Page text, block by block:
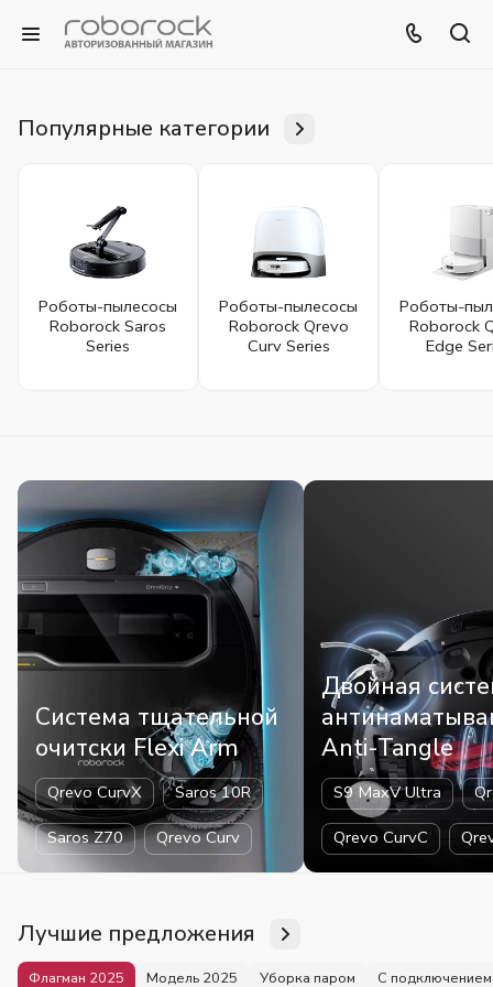
Популярные категории
Роботы-пылесосы
Roborock Saros
Series
Роботы-пылесосы
Roborock Qrevo
Curv Series
Роботы-
Roborock
Edge
Система тщательной
очитски Flexi Arm
Qrevo CurvX Saros 10R
Saros Z70 Qrevo Curv
Двойная
Anti-Tangle
S9 MaxV Ultra
Qrevo CurvC
Лучшие предложения
Флагман 2025 Модель 2025 Уборка паром С